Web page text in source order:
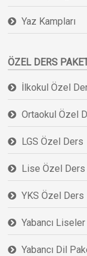
Yaz Kampları
ÖZEL DERS
İlkokul Özel
Ortaokul Özel
LGS Özel Ders
Lise Özel Ders
YKS Özel Ders
Yabancı Liseler
Yabancı Dil